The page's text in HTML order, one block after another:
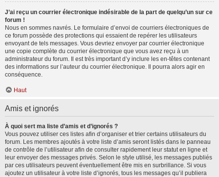
J’ai reçu un courrier électronique indésirable de la part de quelqu’un sur ce
forum !
Nous en sommes navrés. Le formulaire d’envoi de courriers électroniques de
ce forum possède des protections qui essaient de repérer les utilisateurs
envoyant de tels messages. Vous devriez envoyer par courrier électronique
une copie complète du courrier électronique que vous avez reçu à un
administrateur du forum. Il est très important d’y inclure les en-têtes contenant
des informations sur l’auteur du courrier électronique. Il pourra alors agir en
conséquence.
Haut
Amis et ignorés
À quoi sert ma liste d’amis et d’ignorés ?
Vous pouvez utiliser ces listes afin d’organiser et trier certains utilisateurs du
forum. Les membres ajoutés à votre liste d’amis seront listés dans le panneau
de contrôle de l’utilisateur afin de consulter rapidement leur statut en ligne et
leur envoyer des messages privés. Selon le style utilisé, les messages publiés
par ces utilisateurs peuvent éventuellement être mis en surbrillance. Si vous
ajoutez un utilisateur à votre liste d’ignorés, tous les messages qu’il publiera